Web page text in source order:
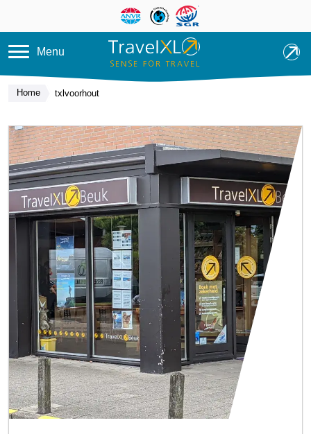
Overslaan en naar de inhoud
Menu
Home txlvoorhout